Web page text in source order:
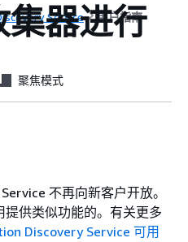
Service 用户指南
集器进行
聚焦模式
不再向新客户开放。
供类似功能的。有关更多
Discovery Service 可用